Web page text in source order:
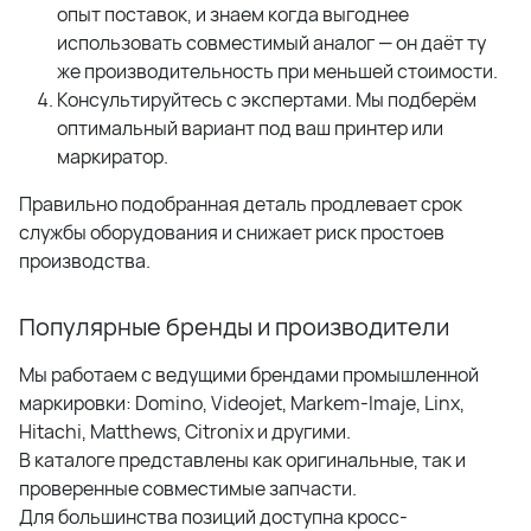
опыт поставок, и знаем когда выгоднее
использовать совместимый аналог — он даёт ту
же производительность при меньшей стоимости.
Консультируйтесь с экспертами. Мы подберём
оптимальный вариант под ваш принтер или
маркиратор.
Правильно подобранная деталь продлевает срок
службы оборудования и снижает риск простоев
производства.
Популярные бренды и производители
Мы работаем с ведущими брендами промышленной
маркировки: Domino, Videojet, Markem-Imaje, Linx,
Hitachi, Matthews, Citronix и другими.
В каталоге представлены как оригинальные, так и
проверенные совместимые запчасти.
Для большинства позиций доступна кросс-